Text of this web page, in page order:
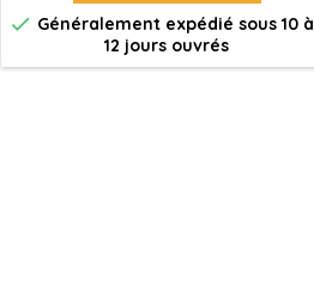
 Généralement expédié sous 10 à
12 jours ouvrés